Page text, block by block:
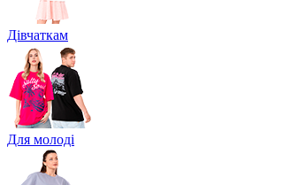
Дівчаткам
Для молоді